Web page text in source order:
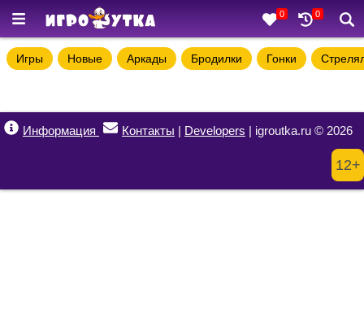
0 0
Игры Новые Аркады Бродилки Гонки
Информация Контакты | Developers | igroutka.ru © 2026
12+